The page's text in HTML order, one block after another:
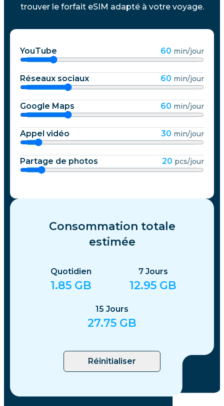
trouver le forfait eSIM adapté à votre voyage.
YouTube 60 min/jour
Réseaux sociaux 60 min/jour
Google Maps 60 min/jour
Appel vidéo 30 min/jour
Partage de photos 20 pcs/jour
Consommation totale
estimée
Quotidien
1.85 GB
7 Jours
12.95 GB
15 Jours
27.75 GB
Réinitialiser